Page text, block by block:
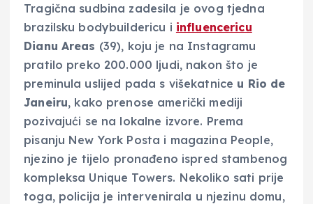
Tragična sudbina zadesila je ovog tjedna
brazilsku bodybuildericu i influencericu
Dianu Areas (39), koju je na Instagramu
pratilo preko 200.000 ljudi, nakon što je
preminula uslijed pada s višekatnice u Rio de
Janeiru, kako prenose američki mediji
pozivajući se na lokalne izvore. Prema
pisanju New York Posta i magazina People,
njezino je tijelo pronađeno ispred stambenog
kompleksa Unique Towers. Nekoliko sati prije
toga, policija je intervenirala u njezinu domu,